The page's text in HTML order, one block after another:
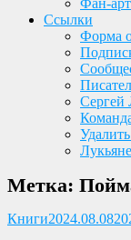
Фан-арт
Ссылки
Форма
Сергей
Метка:
Книги2024.08.08